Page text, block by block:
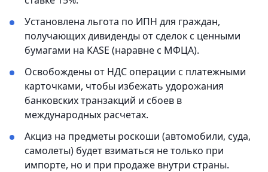
Установлена льгота по ИПН для граждан,
получающих дивиденды от сделок с ценными
бумагами на KASE (наравне с МФЦА).
Освобождены от НДС операции с платежными
карточками, чтобы избежать удорожания
банковских транзакций и сбоев в
международных расчетах.
Акциз на предметы роскоши (автомобили, суда,
самолеты) будет взиматься не только при
импорте, но и при продаже внутри страны.